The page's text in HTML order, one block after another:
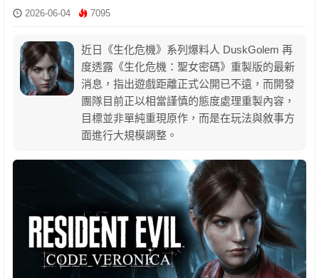
2026-06-04 7095
近日《生化危機》系列爆料人 DuskGolem 再
度透露《生化危機：聖女密碼》重製版的最新
消息，指出遊戲距離正式公開已不遠，而開發
團隊目前正以相當謹慎的態度處理重製內容，
目標並非單純重現原作，而是在玩法與敘事方
面進行大規模調整。